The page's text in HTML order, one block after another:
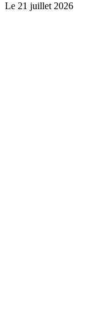
Le 21 juillet 2026